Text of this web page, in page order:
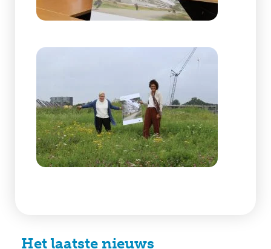
Het laatste nieuws